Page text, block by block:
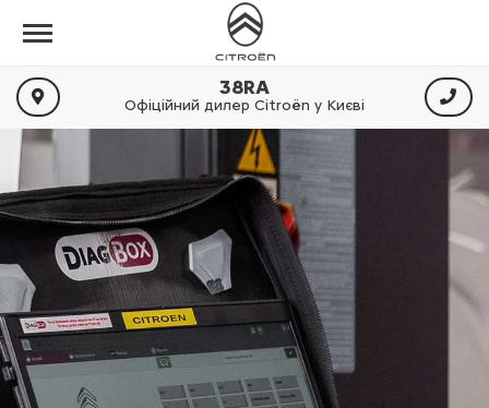
38RA
Офіційний дилер Citroën у Києві